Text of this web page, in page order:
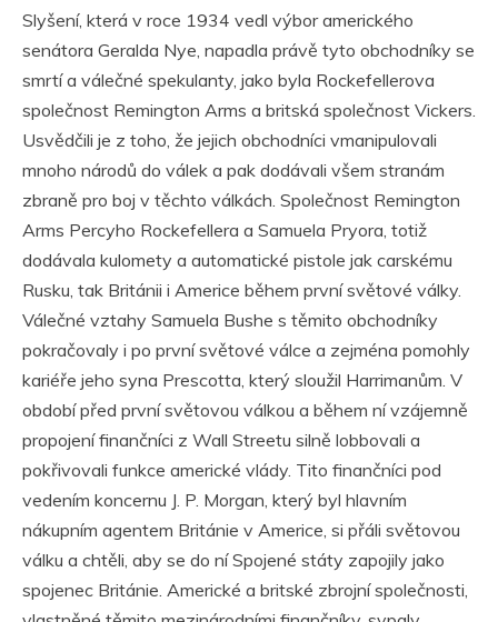
Slyšení, která v roce 1934 vedl výbor amerického
senátora Geralda Nye, napadla právě tyto obchodníky se
smrtí a válečné spekulanty, jako byla Rockefellerova
společnost Remington Arms a britská společnost Vickers.
Usvědčili je z toho, že jejich obchodníci vmanipulovali
mnoho národů do válek a pak dodávali všem stranám
zbraně pro boj v těchto válkách. Společnost Remington
Arms Percyho Rockefellera a Samuela Pryora, totiž
dodávala kulomety a automatické pistole jak carskému
Rusku, tak Británii i Americe během první světové války.
Válečné vztahy Samuela Bushe s těmito obchodníky
pokračovaly i po první světové válce a zejména pomohly
kariéře jeho syna Prescotta, který sloužil Harrimanům. V
období před první světovou válkou a během ní vzájemně
propojení finančníci z Wall Streetu silně lobbovali a
pokřivovali funkce americké vlády. Tito finančníci pod
vedením koncernu J. P. Morgan, který byl hlavním
nákupním agentem Británie v Americe, si přáli světovou
válku a chtěli, aby se do ní Spojené státy zapojily jako
spojenec Británie. Americké a britské zbrojní společnosti,